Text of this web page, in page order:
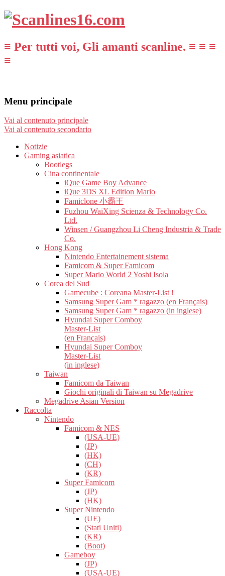
≡ Per tutti voi, Gli amanti scanline. ≡ ≡ ≡
≡
Menu principale
Vai al contenuto principale
Vai al contenuto secondario
Notizie
Gaming asiatica
Bootlegs
Cina continentale
iQue Game Boy Advance
iQue 3DS XL Edition Mario
Famiclone 小霸王
Fuzhou WaiXing Scienza & Technology Co.
Ltd.
Winsen / Guangzhou Li Cheng Industria & Trade
Co.
Hong Kong
Nintendo Entertainement sistema
Famicom & Super Famicom
Super Mario World 2 Yoshi Isola
Corea del Sud
Gamecube : Coreana Master-List !
Samsung Super Gam * ragazzo (en Français)
Samsung Super Gam * ragazzo (in inglese)
Hyundai Super Comboy
Master-List
(en Français)
Hyundai Super Comboy
Master-List
(in inglese)
Taiwan
Famicom da Taiwan
Giochi originali di Taiwan su Megadrive
Megadrive Asian Version
Raccolta
Nintendo
Famicom & NES
(USA-UE)
(JP)
(HK)
(CH)
(KR)
Super Famicom
(JP)
(HK)
Super Nintendo
(UE)
(Stati Uniti)
(KR)
(Boot)
Gameboy
(JP)
(USA-UE)